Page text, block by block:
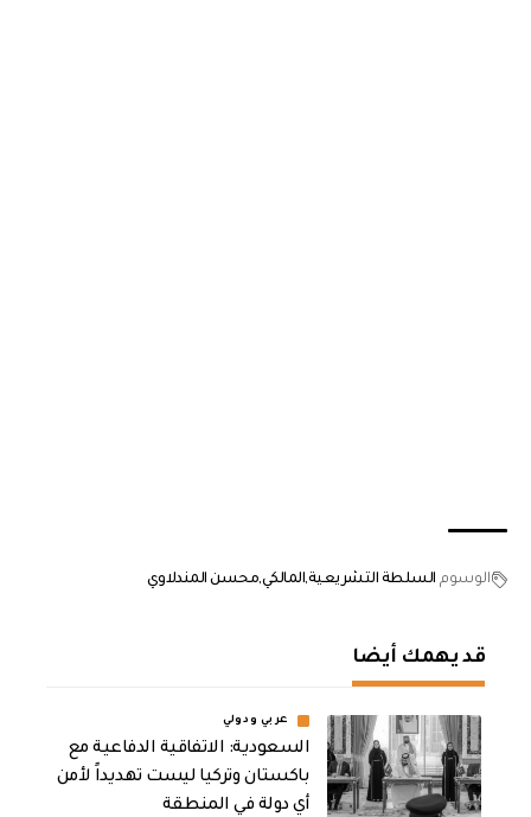
الوسوم السلطة التشريعيةالمالكيمحسن المندلاوي
قد يهمك أيضا
عربي ودولي
السعودية: الاتفاقية الدفاعية مع
باكستان وتركيا ليست تهديداً لأمن
أي دولة في المنطقة